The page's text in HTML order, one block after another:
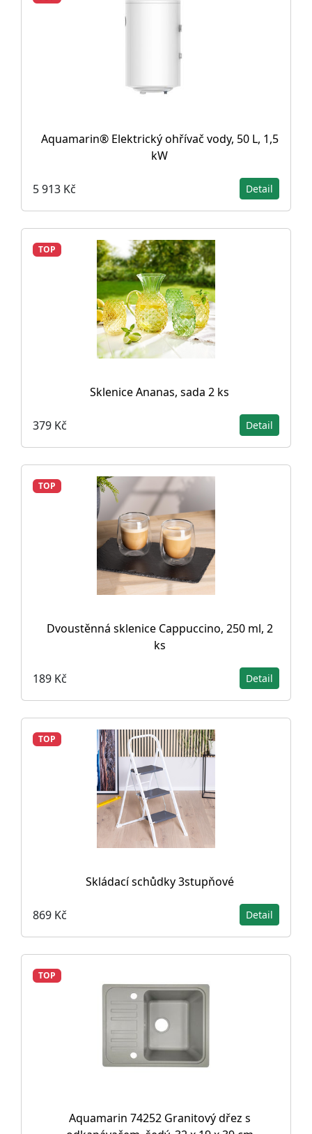
Aquamarin® Elektrický ohřívač vody, 50 L, 1,5
kW
5 913 Kč Detail
TOP
Sklenice Ananas, sada 2 ks
379 Kč Detail
TOP
Dvoustěnná sklenice Cappuccino, 250 ml, 2
ks
189 Kč Detail
TOP
Skládací schůdky 3stupňové
869 Kč Detail
TOP
Aquamarin 74252 Granitový dřez s